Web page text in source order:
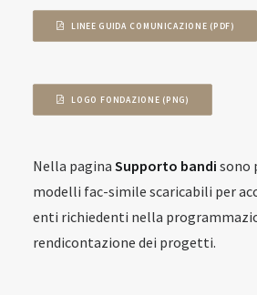
LINEE GUIDA COMUNICAZIONE (PDF)
LOGO FONDAZIONE (PNG)
Nella pagina Supporto bandi sono
modelli fac-simile scaricabili per
enti richiedenti nella
rendicontazione dei progetti.